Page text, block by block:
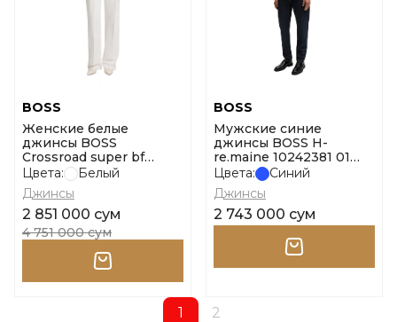
BOSS
Женские белые
джинсы BOSS
Crossroad super bf
10270547 01 размер 30
Цвета:
Белый
Джинсы
2 851 000 сум
4 751 000 сум
BOSS
Мужские синие
джинсы BOSS H-
re.maine 10242381 01
размер 32
Цвета:
Синий
Джинсы
2 743 000 сум
1
2